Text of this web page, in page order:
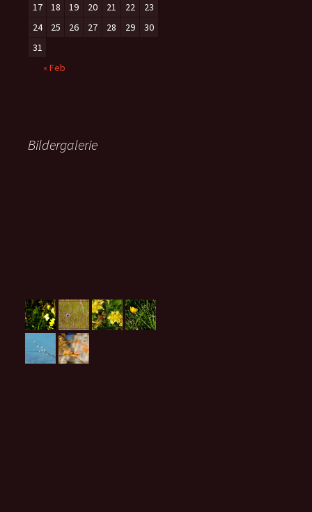
17
18 19 20 21 22
23
24
25 26 27 28 29
30
31
« Feb
Bildergalerie